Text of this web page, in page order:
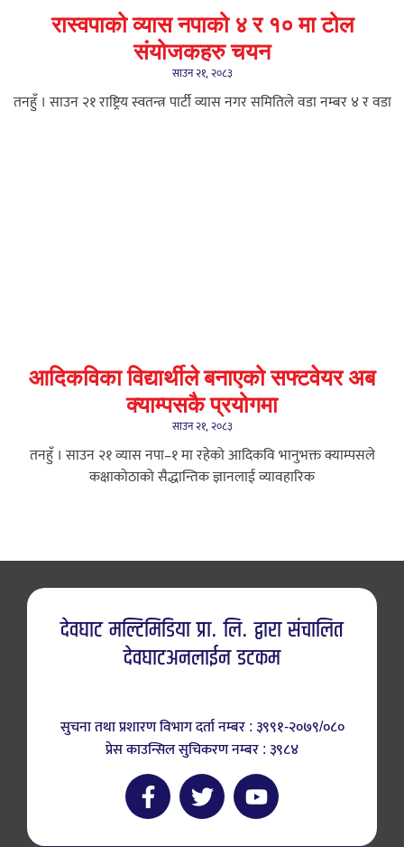
रास्वपाको व्यास नपाको ४ र १० मा टोल
संयोजकहरु चयन
साउन २१, २०८३
तनहुँ । साउन २१ राष्ट्रिय स्वतन्त्र पार्टी व्यास नगर समितिले वडा नम्बर ४ र वडा
आदिकविका विद्यार्थीले बनाएको सफ्टवेयर अब
क्याम्पसकै प्रयोगमा
साउन २१, २०८३
तनहुँ । साउन २१ ​व्यास नपा–१ मा रहेको आदिकवि भानुभक्त क्याम्पसले
कक्षाकोठाको सैद्धान्तिक ज्ञानलाई व्यावहारिक
देवघाट मल्टिमिडिया प्रा. लि. द्वारा संचालित
देवघाटअनलाईन डटकम
सुचना तथा प्रशारण विभाग दर्ता नम्बर : ३९९१-२०७९/०८०
प्रेस काउन्सिल सुचिकरण नम्बर : ३९८४